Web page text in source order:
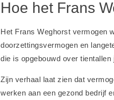
Hoe het Frans
Het Frans Weghorst vermogen
doorzettingsvermogen en
die is opgebouwd over tientallen
Zijn verhaal laat zien dat
werken aan een gezond bedrijf